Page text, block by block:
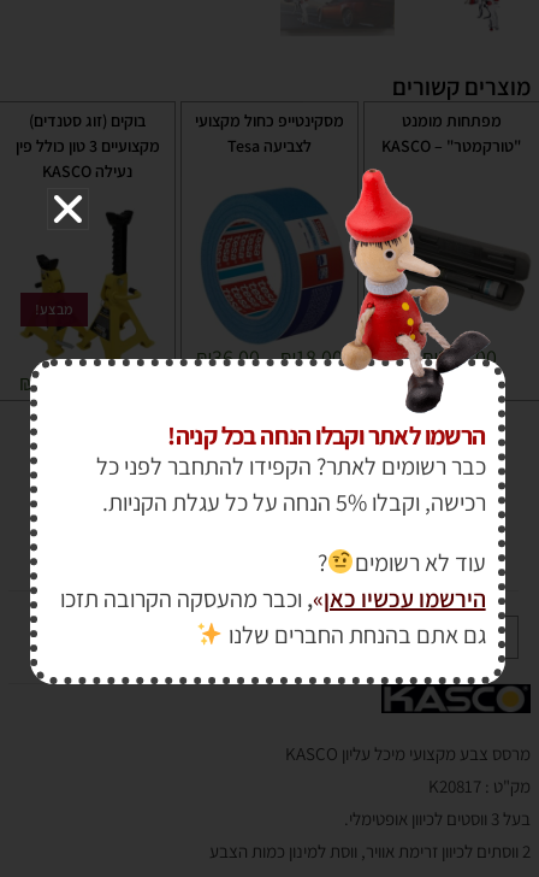
מוצרים קשורים
מפתחות מומנט
"טורקמטר" – KASCO
₪369.00
–
₪465.00
מסקינטייפ כחול מקצועי
לצביעה Tesa
₪18.00
–
₪36.00
בוקים (זוג סטנדים)
מקצועיים 3 טון כולל פין
נעילה KASCO
מבצע!
₪159.00
מרסס צבע מקצועי מיכל עליון
KASCO
-
+ הוספה לסל
מרסס צבע מקצועי מיכל עליון KASCO
מק"ט : K20817
בעל 3 ווסטים לכיוון אופטימלי.
2 ווסתים לכיוון זרימת אוויר, ווסת למינון כמות הצבע
הרשמו לאתר וקבלו הנחה בכל קניה!
כבר רשומים לאתר? הקפידו להתחבר לפני כל
רכישה, וקבלו 5% הנחה על כל עגלת הקניות.
עוד לא רשומים
?
הירשמו עכשיו כאן»
, וכבר מהעסקה הקרובה תזכו
גם אתם בהנחת החברים שלנו